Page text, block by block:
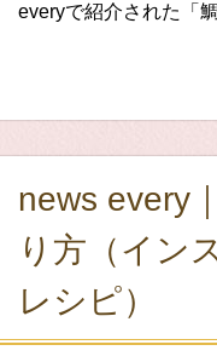
everyで紹介された「
news every
り方（イン
レシピ）